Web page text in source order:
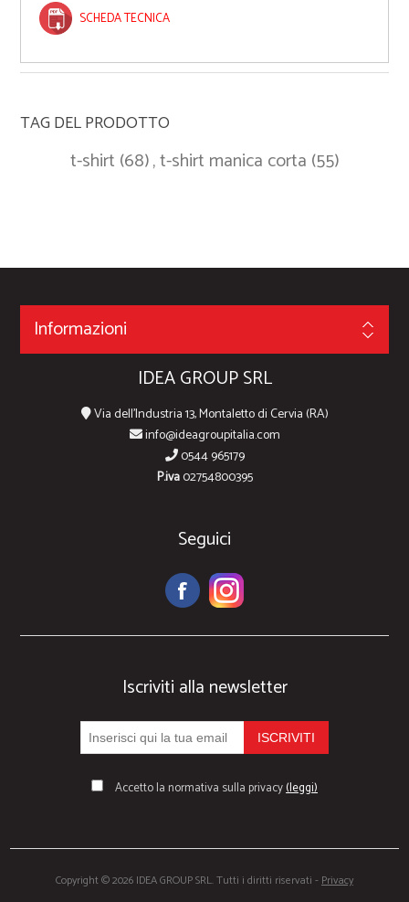
SCHEDA TECNICA
TAG DEL PRODOTTO
t-shirt (68),t-shirt manica corta (55)
Informazioni
IDEA GROUP SRL
Via dell'Industria 13, Montaletto di Cervia (RA)
info@ideagroupitalia.com
0544 965179
P.iva02754800395
Seguici
Iscriviti alla newsletter
Accetto la normativa sulla privacy(leggi)
Copyright © 2026 IDEA GROUP SRL. Tutti i diritti riservati -Privacy